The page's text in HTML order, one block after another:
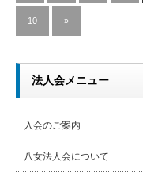
10 »
法人会メニュー
入会のご案内
八女法人会について